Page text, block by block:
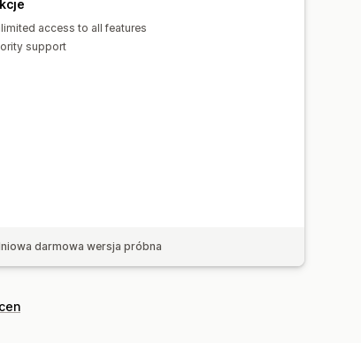
access to all features
support
darmowa wersja próbna